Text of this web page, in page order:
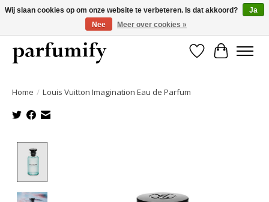
750+ Geuren | Gratis verzending | Maandelijks opzegbaar
Verlanglijst
Home / Louis Vuitton Imagination Eau de Parfum
Wij slaan cookies op om onze website te verbeteren. Is dat akkoord?
Ja
Nee
Meer over cookies »